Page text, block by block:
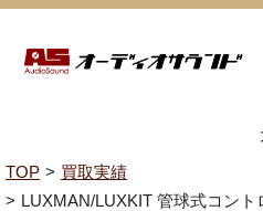
TOP
買取実績
LUXMAN/LUXKIT 管球式コン